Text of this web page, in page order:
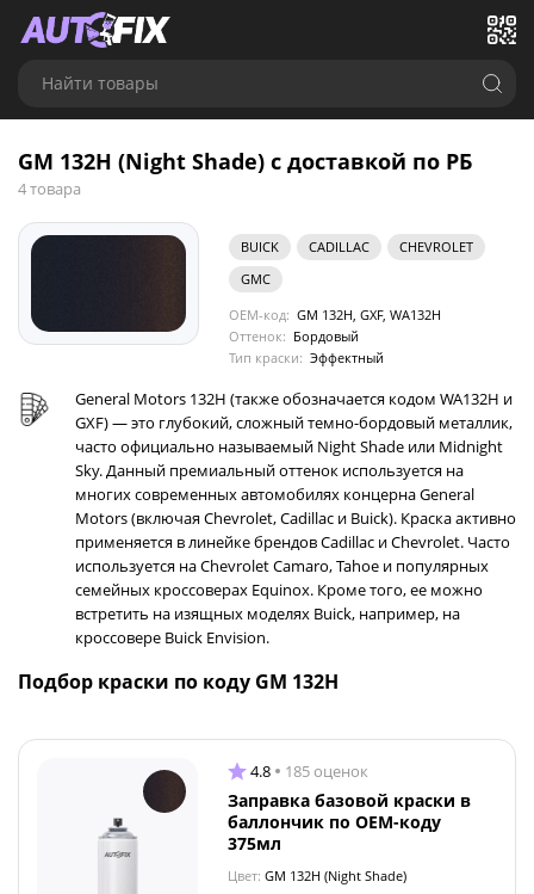
Найти товары
GM 132H (Night Shade) с доставкой по РБ
4 товара
BUICK CADILLAC
CHEVROLET
GMC
OEM-код: GM 132H, GXF, WA132H
Оттенок: Бордовый
Тип краски: Эффектный
General Motors 132H (также обозначается кодом WA132H и
GXF) — это глубокий, сложный темно-бордовый металлик,
часто официально называемый Night Shade или Midnight
Sky. Данный премиальный оттенок используется на
многих современных автомобилях концерна General
Motors (включая Chevrolet, Cadillac и Buick). Краска активно
применяется в линейке брендов Cadillac и Chevrolet. Часто
используется на Chevrolet Camaro, Tahoe и популярных
семейных кроссоверах Equinox. Кроме того, ее можно
встретить на изящных моделях Buick, например, на
кроссовере Buick Envision.
Подбор краски по коду GM 132H
4.8 185 оценок
Заправка базовой краски в
баллончик по OEM-коду
375мл
Цвет: GM 132H (Night Shade)